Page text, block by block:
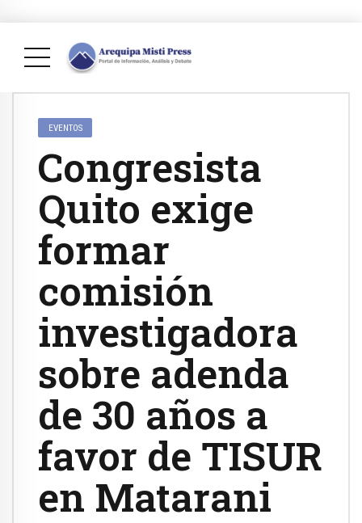
EVENTOS
Congresista
Quito exige
formar
comisión
investigadora
sobre adenda
de 30 años a
favor de TISUR
en Matarani